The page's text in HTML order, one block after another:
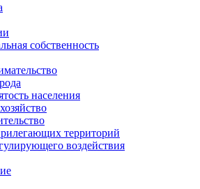
собственность
населения
территорий
воздействия